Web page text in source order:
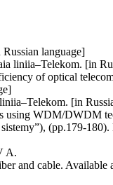
language]
liniia–Telekom. [in
of optical
[in
WDM/DWDM
(pp.179-
A.
and cable. Available